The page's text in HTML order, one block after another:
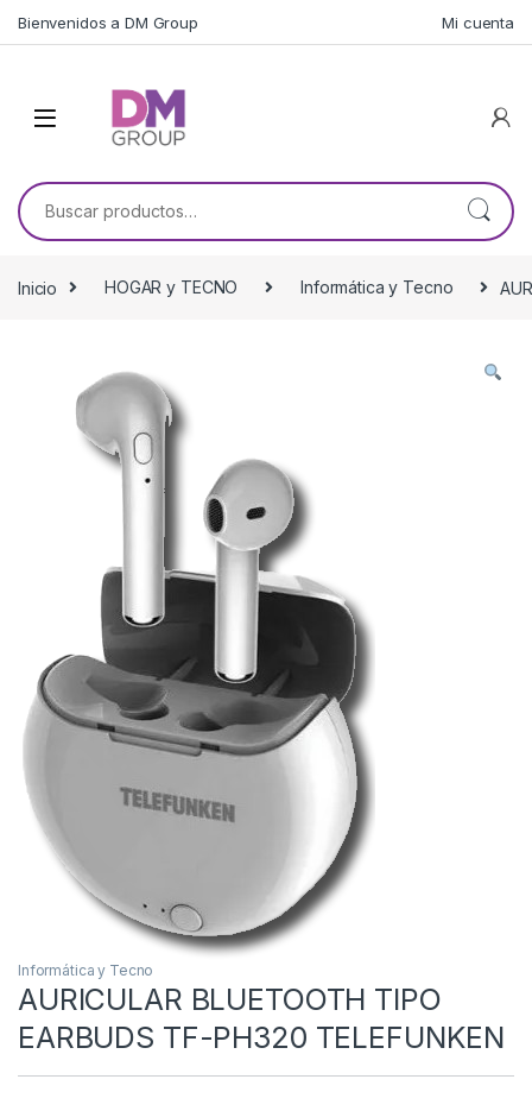
Bienvenidos a DM Group Mi cuenta
Buscar por:
Inicio HOGAR y TECNO Informática y Tecno
Informática y Tecno
AURICULAR BLUETOOTH TIPO
EARBUDS TF-PH320 TELEFUNKEN